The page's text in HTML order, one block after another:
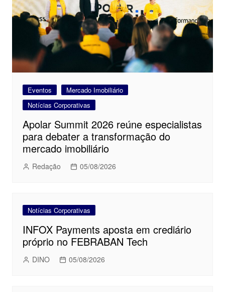
Eventos
Mercado Imobiliário
Notícias Corporativas
Apolar Summit 2026 reúne especialistas
para debater a transformação do
mercado imobiliário
Redação 05/08/2026
Notícias Corporativas
INFOX Payments aposta em crediário
próprio no FEBRABAN Tech
DINO 05/08/2026